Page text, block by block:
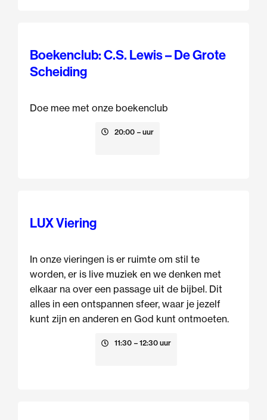
Boekenclub: C.S. Lewis – De Grote
Scheiding
Doe mee met onze boekenclub
20:00 – uur
LUX Viering
In onze vieringen is er ruimte om stil te
worden, er is live muziek en we denken met
elkaar na over een passage uit de bijbel. Dit
alles in een ontspannen sfeer, waar je jezelf
kunt zijn en anderen en God kunt ontmoeten.
11:30 – 12:30 uur